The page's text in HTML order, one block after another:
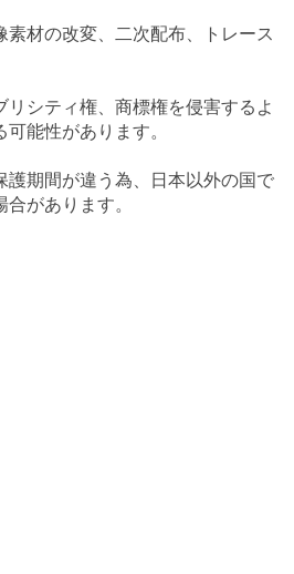
素材の改変、二次配布、トレース
リシティ権、商標権を侵害するよ
能性があります。
護期間が違う為、日本以外の国で
があります。